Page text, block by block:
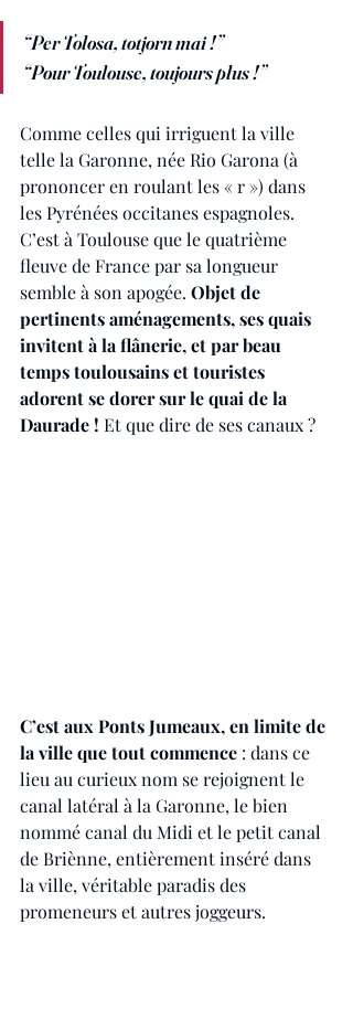
“Per Tolosa, totjorn mai !”
“Pour Toulouse, toujours plus !”
Comme celles qui irriguent la ville
telle la Garonne, née Rio Garona (à
prononcer en roulant les « r ») dans
les Pyrénées occitanes espagnoles.
C’est à Toulouse que le quatrième
fleuve de France par sa longueur
semble à son apogée. Objet de
pertinents aménagements, ses quais
invitent à la flânerie, et par beau
temps toulousains et touristes
adorent se dorer sur le quai de la
Daurade ! Et que dire de ses canaux ?
C’est aux Ponts Jumeaux, en limite de
la ville que tout commence : dans ce
lieu au curieux nom se rejoignent le
canal latéral à la Garonne, le bien
nommé canal du Midi et le petit canal
de Briènne, entièrement inséré dans
la ville, véritable paradis des
promeneurs et autres joggeurs.